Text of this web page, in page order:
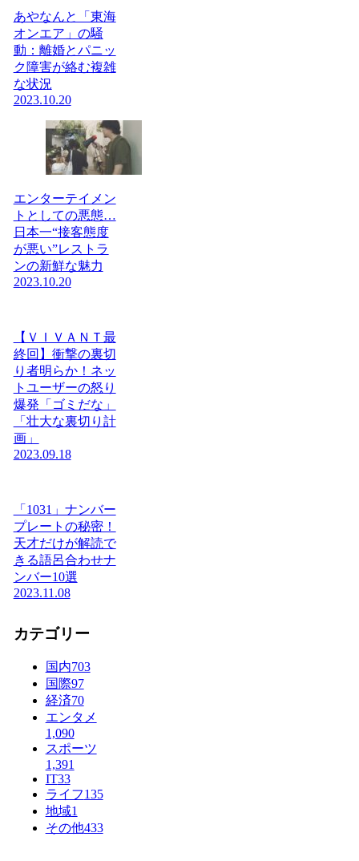
あやなんと「東海
オンエア」の騒
動：離婚とパニッ
ク障害が絡む複雑
な状況
2023.10.20
エンターテイメン
トとしての悪態…
日本一“接客態度
が悪い”レストラ
ンの新鮮な魅力
2023.10.20
【ＶＩＶＡＮＴ最
終回】衝撃の裏切
り者明らか！ネッ
トユーザーの怒り
爆発「ゴミだな」
「壮大な裏切り計
画」
2023.09.18
「1031」ナンバー
プレートの秘密！
天才だけが解読で
きる語呂合わせナ
ンバー10選
2023.11.08
カテゴリー
国内703
国際97
経済70
エンタメ
1,090
スポーツ
1,391
IT33
ライフ135
地域1
その他433